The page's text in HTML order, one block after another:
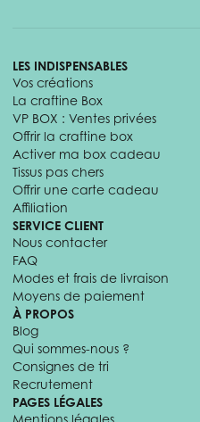
LES INDISPENSABLES
Vos créations
La craftine Box
VP BOX : Ventes privées
Offrir la craftine box
Activer ma box cadeau
Tissus pas chers
Offrir une carte cadeau
Affiliation
SERVICE CLIENT
Nous contacter
FAQ
Modes et frais de livraison
Moyens de paiement
À PROPOS
Blog
Qui sommes-nous ?
Consignes de tri
Recrutement
PAGES LÉGALES
Mentions légales